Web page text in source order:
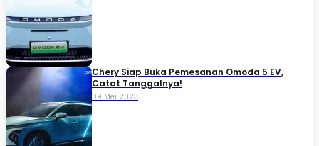
Chery Siap Buka Pemesanan Omoda 5 EV,
Catat Tanggalnya!
09 Mei 2023